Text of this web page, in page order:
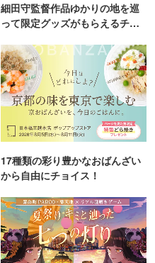
細田守監督作品ゆかりの地を巡
って限定グッズがもらえるチャ
17種類の彩り豊かなおばんざい
から自由にチョイス！